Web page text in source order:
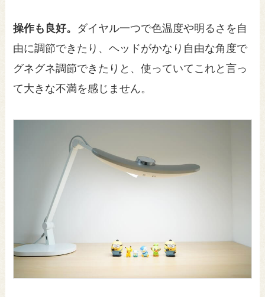
操作も良好。 ダイヤル一つで色温度や明るさを自
由に調節できたり、ヘッドがかなり自由な角度で
グネグネ調節できたりと、使っていてこれと言っ
て大きな不満を感じません。